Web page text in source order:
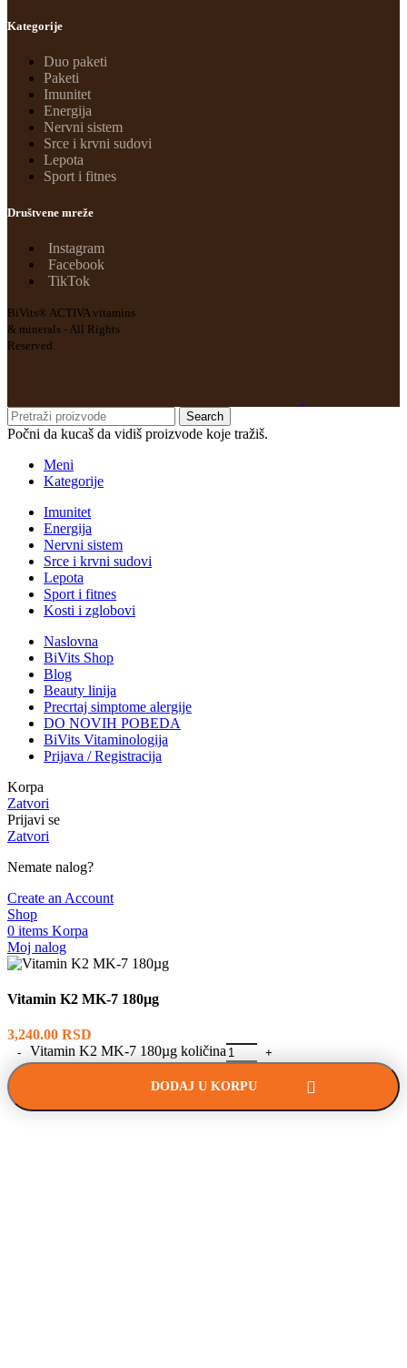
Kategorije
Duo paketi
Paketi
Imunitet
Energija
Nervni sistem
Srce i krvni sudovi
Lepota
Sport i fitnes
Društvene mreže
Instagram
Facebook
TikTok
BiVits® ACTIVA vitamins
& minerals - All Rights
Reserved.
Search
Počni da kucaš da vidiš proizvode koje tražiš.
Meni
Kategorije
Imunitet
Energija
Nervni sistem
Srce i krvni sudovi
Lepota
Sport i fitnes
Kosti i zglobovi
Naslovna
BiVits Shop
Blog
Beauty linija
Precrtaj simptome alergije
DO NOVIH POBEDA
BiVits Vitaminologija
Prijava / Registracija
Korpa
Zatvori
Prijavi se
Zatvori
Nemate nalog?
Create an Account
Shop
0 items Korpa
Moj nalog
Vitamin K2 MK-7 180µg
3,240.00 RSD
Vitamin K2 MK-7 180µg količina
DODAJ U KORPU